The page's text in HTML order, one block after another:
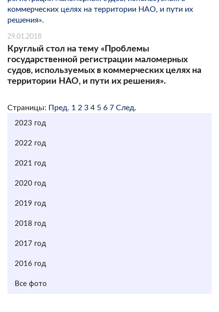
29.01.2018
Круглый стол на тему «Проблемы
государственной регистрации маломерных
судов, используемых в коммерческих целях на
территории НАО, и пути их решения».
Страницы: Пред. 1 2 3 4 5 6 7 След.
2023 год
2022 год
2021 год
2020 год
2019 год
2018 год
2017 год
2016 год
Все фото